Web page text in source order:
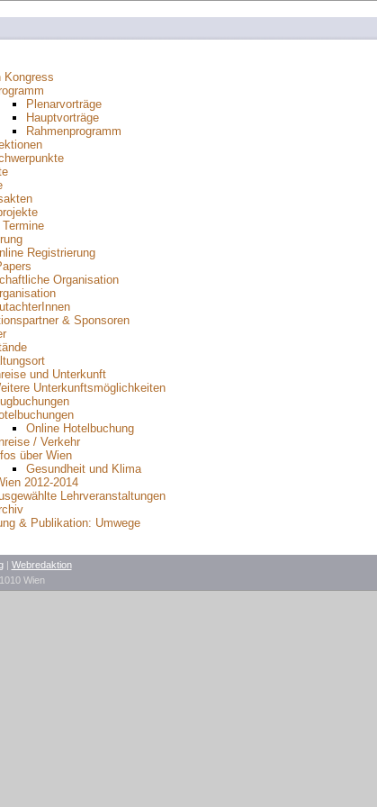
Kongress
Plenarvorträge
Hauptvorträge
Rahmenprogramm
Registrierung
Organisation
& Sponsoren
und Unterkunft
Unterkunftsmöglichkeiten
Online Hotelbuchung
/ Verkehr
über Wien
Gesundheit und Klima
2012-2014
Lehrveranstaltungen
& Publikation: Umwege
| Webredaktion
Wien